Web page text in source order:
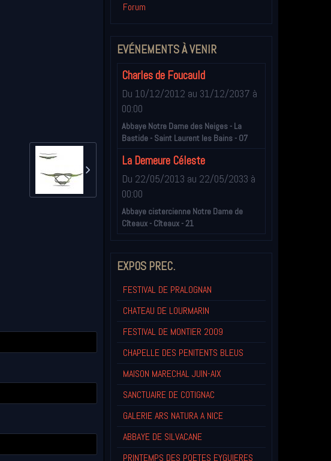
Forum
EVÉNEMENTS À VENIR
Charles de Foucauld
Du 10/12/2012 au 31/12/2037 à
00:00
Abbaye Notre Dame des Neiges - La
Bastide - Saint Laurent les Bains - 07
La Demeure Céleste
Du 22/05/2013 au 22/05/2033 à
00:00
Abbaye cistercienne Notre Dame de
Cîteaux - Cîteaux - 21
EXPOS PREC.
FESTIVAL DE PRALOGNAN
CHATEAU DE LOURMARIN
FESTIVAL DE MONTIER 2009
CHAPELLE DES PENITENTS BLEUS
MAISON MARECHAL JUIN-AIX
SANCTUAIRE DE COTIGNAC
GALERIE ARS NATURA A NICE
ABBAYE DE SILVACANE
PRINTEMPS DES POETES EYGUIERES